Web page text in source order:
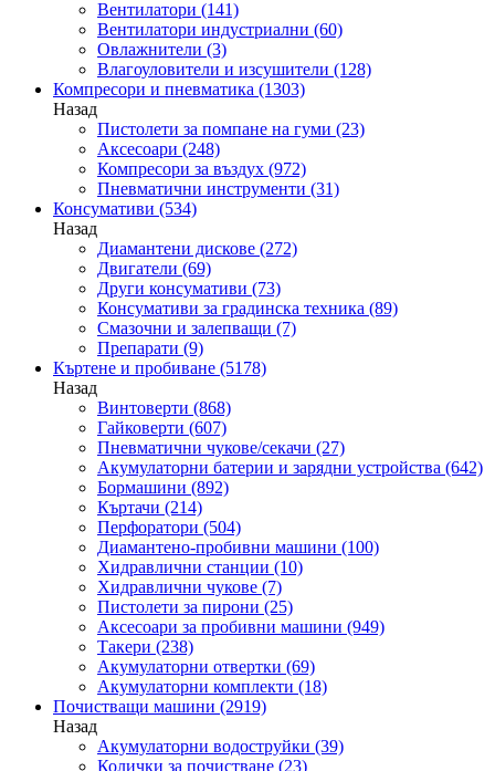
Вентилатори (141)
Вентилатори индустриални (60)
Овлажнители (3)
Влагоуловители и изсушители (128)
Компресори и пневматика (1303)
Назад
Пистолети за помпане на гуми (23)
Аксесоари (248)
Компресори за въздух (972)
Пневматични инструменти (31)
Консумативи (534)
Назад
Диамантени дискове (272)
Двигатели (69)
Други консумативи (73)
Консумативи за градинска техника (89)
Смазочни и залепващи (7)
Препарати (9)
Къртене и пробиване (5178)
Назад
Винтоверти (868)
Гайковерти (607)
Пневматични чукове/секачи (27)
Акумулаторни батерии и зарядни устройства (642)
Бормашини (892)
Къртачи (214)
Перфоратори (504)
Диамантено-пробивни машини (100)
Хидравлични станции (10)
Хидравлични чукове (7)
Пистолети за пирони (25)
Аксесоари за пробивни машини (949)
Такери (238)
Акумулаторни отвертки (69)
Акумулаторни комплекти (18)
Почистващи машини (2919)
Назад
Акумулаторни водоструйки (39)
Колички за почистване (23)